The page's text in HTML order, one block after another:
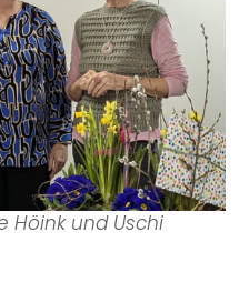
Höink und Uschi